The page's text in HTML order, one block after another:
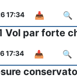
17:34 📥 🔍
Vol par forte
17:34 📥 🔍